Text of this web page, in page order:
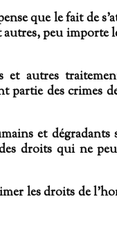
que le fait de
peu importe
autres
des crimes
et dégradants
droits qui ne
les droits de